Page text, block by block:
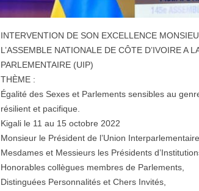
INTERVENTION DE SON EXCELLENCE
L’ASSEMBLE NATIONALE DE CÔTE D’IVOIRE A
PARLEMENTAIRE (UIP)
THÈME :
Égalité des Sexes et Parlements sensibles au
résilient et pacifique.
Kigali le 11 au 15 octobre 2022
Monsieur le Président de l’Union Interparlementaire,
Mesdames et Messieurs les Présidents
Honorables collègues membres de Parlements,
Distinguées Personnalités et Chers Invités,